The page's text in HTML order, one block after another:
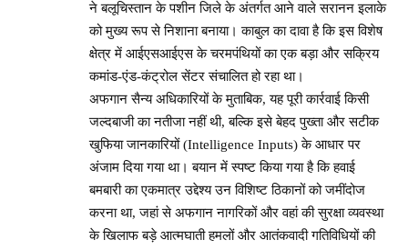
ने बलूचिस्तान के पशीन जिले के अंतर्गत आने वाले सरानन इलाके
को मुख्य रूप से निशाना बनाया। काबुल का दावा है कि इस विशेष
क्षेत्र में आईएसआईएस के चरमपंथियों का एक बड़ा और सक्रिय
कमांड-एंड-कंट्रोल सेंटर संचालित हो रहा था।
अफगान सैन्य अधिकारियों के मुताबिक, यह पूरी कार्रवाई किसी
जल्दबाजी का नतीजा नहीं थी, बल्कि इसे बेहद पुख्ता और सटीक
खुफिया जानकारियों (Intelligence Inputs) के आधार पर
अंजाम दिया गया था। बयान में स्पष्ट किया गया है कि हवाई
बमबारी का एकमात्र उद्देश्य उन विशिष्ट ठिकानों को जमींदोज
करना था, जहां से अफगान नागरिकों और वहां की सुरक्षा व्यवस्था
के खिलाफ बड़े आत्मघाती हमलों और आतंकवादी गतिविधियों की